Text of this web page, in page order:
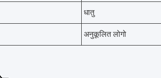
धातु
अनुकूलित लोगो